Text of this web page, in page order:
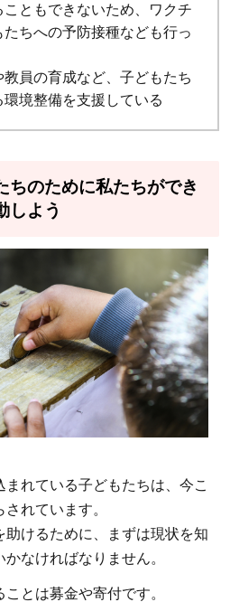
ともできないため、ワクチ
ちへの予防接種なども行っ
員の育成など、子どもたち
境整備を支援している
ちのために私たちができ
しよう
れている子どもたちは、今こ
れています。
助けるために、まずは現状を知
なければなりません。
とは募金や寄付です。